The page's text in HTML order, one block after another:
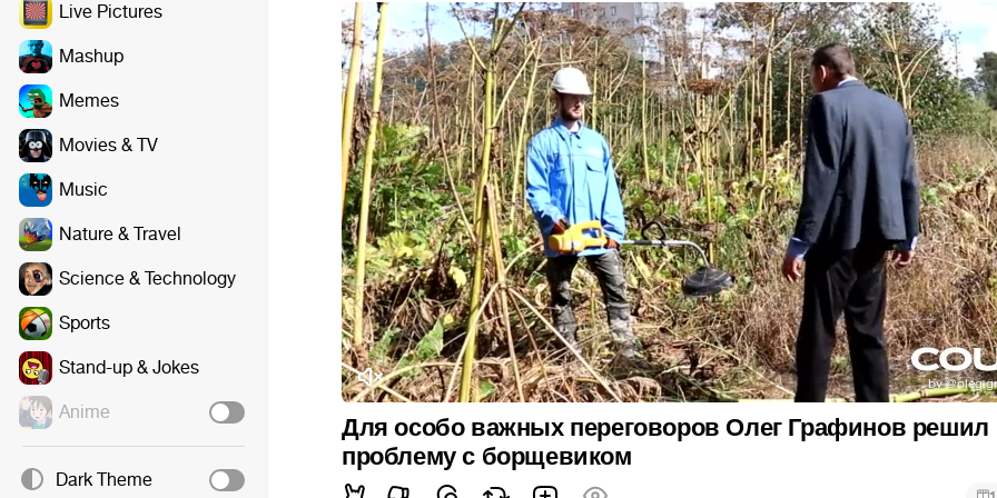
Live Pictures
Mashup
Memes
Movies & TV
Music
Nature & Travel
Science & Technology
Sports
Stand-up & Jokes
Anime
Dark Theme
Для особо важных переговоров Олег Графинов решил
проблему с борщевиком